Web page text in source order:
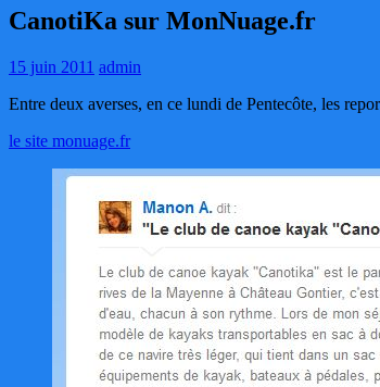
CanotiKa sur MonNuage.fr
15 juin 2011 admin
Entre deux averses, en ce lundi de Pentecôte, les
le site monuage.fr